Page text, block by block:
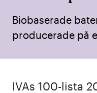
Biobaserade
producerade på
IVAs 100-lista